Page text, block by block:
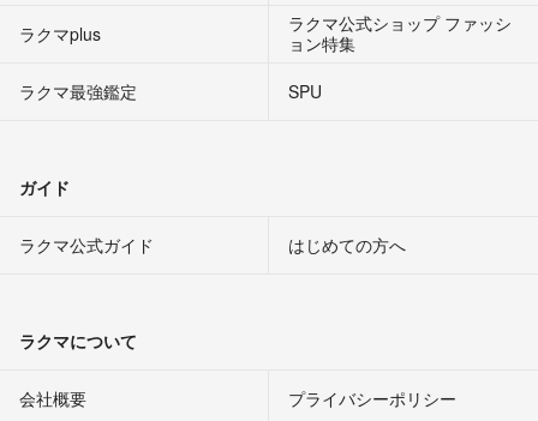
ラクマplus
ラクマ公式ショップ ファッシ
ョン特集
ラクマ最強鑑定
SPU
ガイド
ラクマ公式ガイド はじめての方へ
ラクマについて
会社概要 プライバシーポリシー